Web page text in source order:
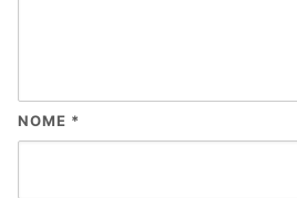
NOME *